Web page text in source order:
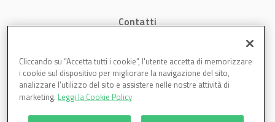
Contatti
Cookies
Cliccando su “Accetta tutti i cookie”, l'utente accetta di memorizzare
i cookie sul dispositivo per migliorare la navigazione del sito,
analizzare l'utilizzo del sito e assistere nelle nostre attività di
marketing. Leggi la Cookie Policy